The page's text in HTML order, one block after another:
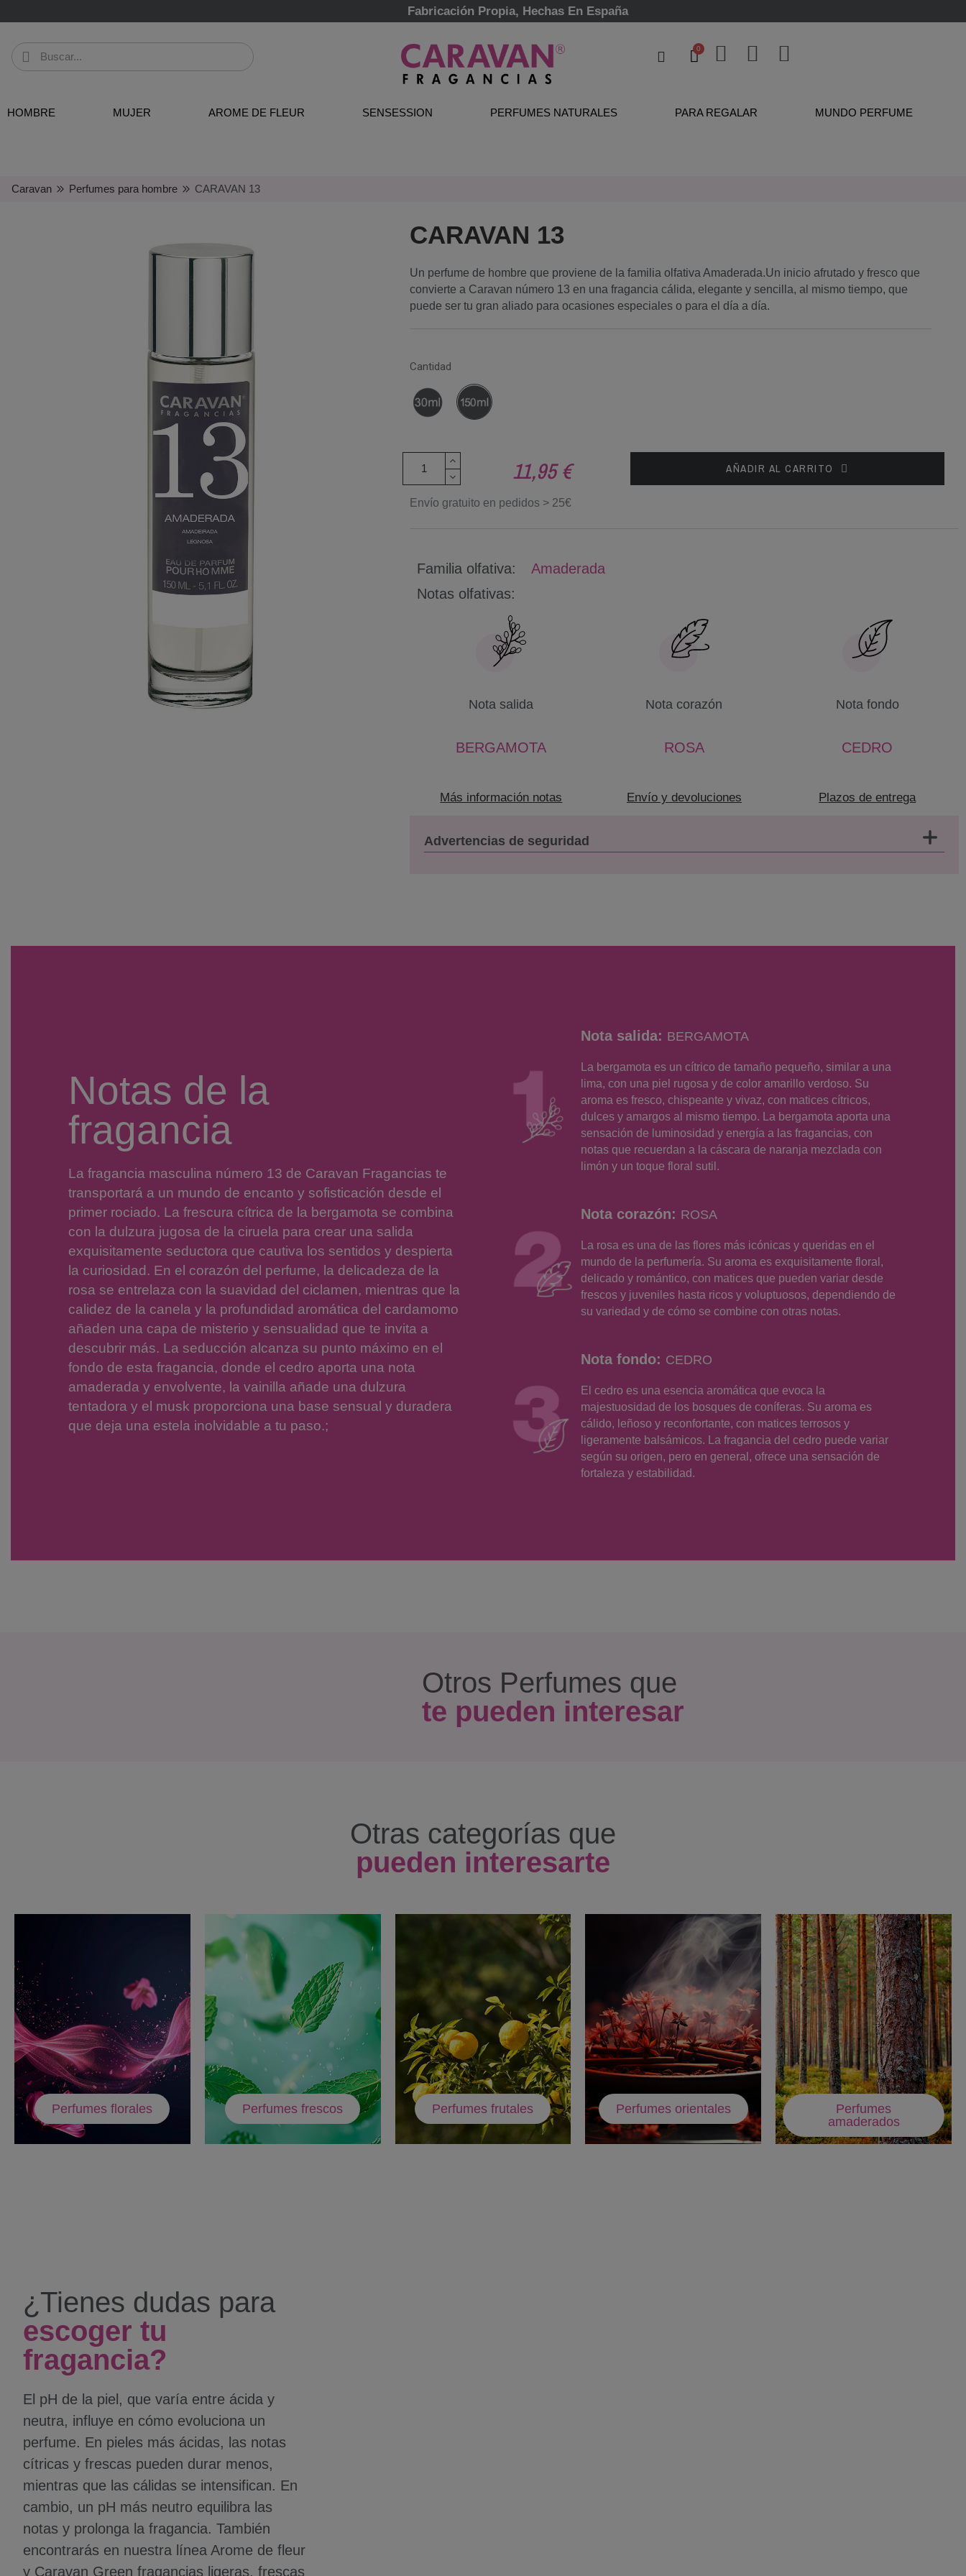
Fabricación Propia, Hechas En España
HOMBRE MUJER AROME DE FLEUR SENSESSION PERFUMES NATURALES PARA REGALAR MUNDO PERFUME
Caravan Perfumes para hombre CARAVAN 13
CARAVAN 13
Un perfume de hombre que proviene de la familia olfativa Amaderada.Un inicio afrutado y fresco que
convierte a Caravan número 13 en una fragancia cálida, elegante y sencilla, al mismo tiempo, que
puede ser tu gran aliado para ocasiones especiales o para el día a día.
Cantidad
30
ml
150
ml
11,95 € AÑADIR AL CARRITO
Envío gratuito en pedidos > 25€
Familia olfativa:
Amaderada
Notas olfativas:
Nota salida
BERGAMOTA
Nota corazón
ROSA
Nota fondo
CEDRO
Más información notas Envío y devoluciones Plazos de entrega
Advertencias de seguridad
Notas de la
fragancia
La fragancia masculina número 13 de Caravan Fragancias te
transportará a un mundo de encanto y sofisticación desde el
primer rociado. La frescura cítrica de la bergamota se combina
con la dulzura jugosa de la ciruela para crear una salida
exquisitamente seductora que cautiva los sentidos y despierta
la curiosidad. En el corazón del perfume, la delicadeza de la
rosa se entrelaza con la suavidad del ciclamen, mientras que la
calidez de la canela y la profundidad aromática del cardamomo
añaden una capa de misterio y sensualidad que te invita a
descubrir más. La seducción alcanza su punto máximo en el
fondo de esta fragancia, donde el cedro aporta una nota
amaderada y envolvente, la vainilla añade una dulzura
tentadora y el musk proporciona una base sensual y duradera
que deja una estela inolvidable a tu paso.;
Nota salida: BERGAMOTA
La bergamota es un cítrico de tamaño pequeño, similar a una
lima, con una piel rugosa y de color amarillo verdoso. Su
aroma es fresco, chispeante y vivaz, con matices cítricos,
dulces y amargos al mismo tiempo. La bergamota aporta una
sensación de luminosidad y energía a las fragancias, con
notas que recuerdan a la cáscara de naranja mezclada con
limón y un toque floral sutil.
Nota corazón: ROSA
La rosa es una de las flores más icónicas y queridas en el
mundo de la perfumería. Su aroma es exquisitamente floral,
delicado y romántico, con matices que pueden variar desde
frescos y juveniles hasta ricos y voluptuosos, dependiendo de
su variedad y de cómo se combine con otras notas.
Nota fondo: CEDRO
El cedro es una esencia aromática que evoca la
majestuosidad de los bosques de coníferas. Su aroma es
cálido, leñoso y reconfortante, con matices terrosos y
ligeramente balsámicos. La fragancia del cedro puede variar
según su origen, pero en general, ofrece una sensación de
fortaleza y estabilidad.
Otros Perfumes que
te pueden interesar
Otras categorías que
pueden interesarte
Perfumes florales Perfumes frescos Perfumes frutales Perfumes orientales
Perfumes
amaderados
¿Tienes dudas para
escoger tu
fragancia?
El pH de la piel, que varía entre ácida y
neutra, influye en cómo evoluciona un
perfume. En pieles más ácidas, las notas
cítricas y frescas pueden durar menos,
mientras que las cálidas se intensifican. En
cambio, un pH más neutro equilibra las
notas y prolonga la fragancia. También
encontrarás en nuestra línea Arome de fleur
y Caravan Green fragancias ligeras, frescas